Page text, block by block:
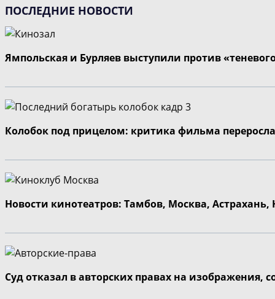
страницу
ПОСЛЕДНИЕ НОВОСТИ
Ямпольская и Бурляев выступили против
Колобок под прицелом: критика фильма
Новости кинотеатров: Тамбов, Москва,
Суд отказал в авторских правах на изображения,